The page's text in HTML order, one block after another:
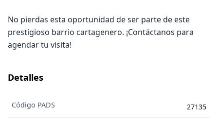
No pierdas esta oportunidad de ser parte de este
prestigioso barrio cartagenero. ¡Contáctanos para
agendar tu visita!
Detalles
Código PADS 27135